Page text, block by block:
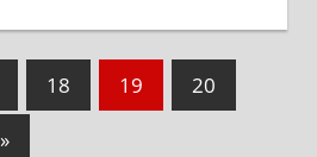
18 19
20
Next
»